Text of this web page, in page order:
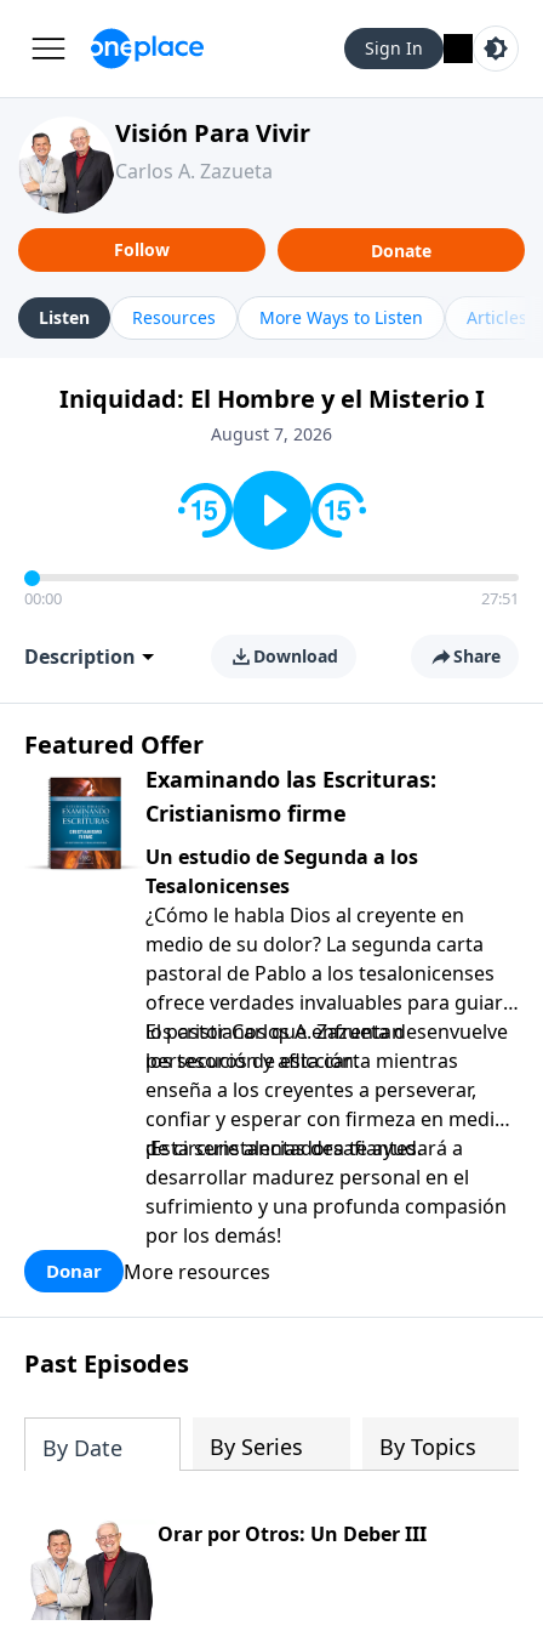
Sign In
Visión Para Vivir
Carlos A. Zazueta
Follow Donate
Listen Resources More Ways to Listen Articles
Iniquidad: El Hombre y el Misterio I
August 7, 2026
00:00 27:51
Description Download Share
Featured Offer
Examinando las Escrituras:
Cristianismo firme
Un estudio de Segunda a los
Tesalonicenses
¿Cómo le habla Dios al creyente en
medio de su dolor? La segunda carta
pastoral de Pablo a los tesalonicenses
ofrece verdades invaluables para guiar a
los cristianos que enfrentan
persecución y aflicción.
El pastor Carlos A. Zazueta desenvuelve
los tesoros de esta carta mientras
enseña a los creyentes a perseverar,
confiar y esperar con firmeza en medio
de circunstancias desafiantes.
¡Esta serie alentadora te ayudará a
desarrollar madurez personal en el
sufrimiento y una profunda compasión
por los demás!
Donar More resources
Past Episodes
By Date By Series By Topics
Orar por Otros: Un Deber III